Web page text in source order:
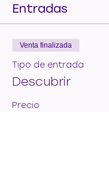
Entradas
Venta finalizada
Tipo de entrada
Descubrir
Precio